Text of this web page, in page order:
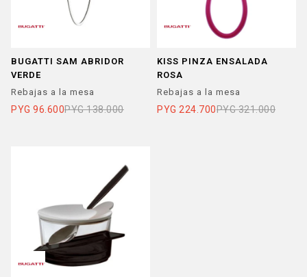
BUGATTI SAM ABRIDOR
VERDE
Rebajas a la mesa
PYG 96.600PYG 138.000
KISS PINZA ENSALADA
ROSA
Rebajas a la mesa
PYG 224.700PYG 321.000